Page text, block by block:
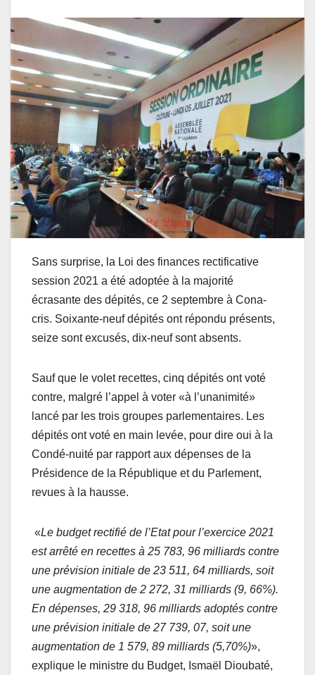
Sans surprise, la Loi des finances rectificative
session 2021 a été adoptée à la majorité
écrasante des dépités, ce 2 septembre à Cona-
cris. Soixante-neuf dépités ont répondu présents,
seize sont excusés, dix-neuf sont absents.
Sauf que le volet recettes, cinq dépités ont voté
contre, malgré l’appel à voter «à l’unanimité»
lancé par les trois groupes parlementaires. Les
dépités ont voté en main levée, pour dire oui à la
Condé-nuité par rapport aux dépenses de la
Présidence de la République et du Parlement,
revues à la hausse.
«Le budget rectifié de l’Etat pour l’exercice 2021
est arrêté en recettes à 25 783, 96 milliards contre
une prévision initiale de 23 511, 64 milliards, soit
une augmentation de 2 272, 31 milliards (9, 66%).
En dépenses, 29 318, 96 milliards adoptés contre
une prévision initiale de 27 739, 07, soit une
augmentation de 1 579, 89 milliards (5,70%)»,
explique le ministre du Budget, Ismaël Dioubaté,